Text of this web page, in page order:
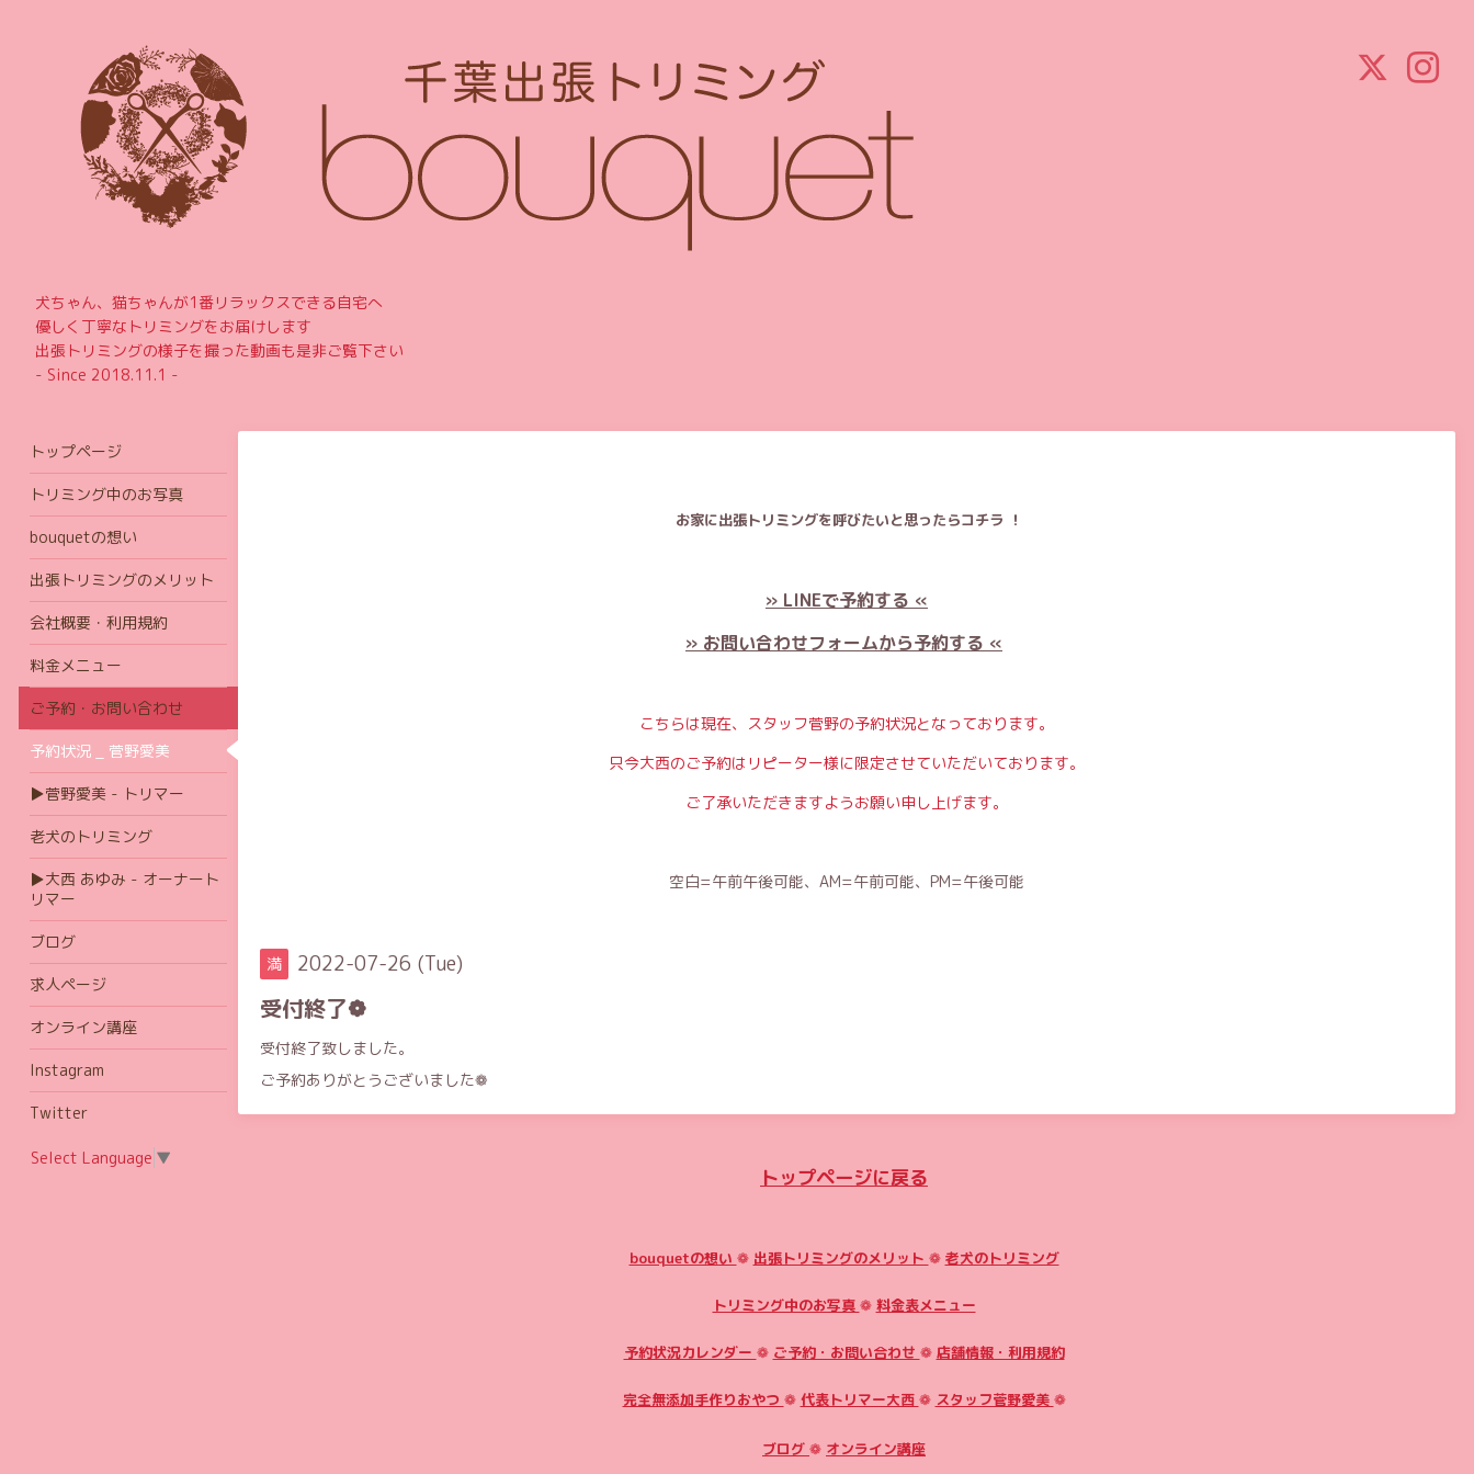
犬ちゃん、猫ちゃんが1番リラックスできる自宅へ
優しく丁寧なトリミングをお届けします
出張トリミングの様子を撮った動画も是非ご覧下さい
- Since 2018.11.1 -
お家に出張トリミングを呼びたいと思ったらコチラ ！
» LINEで予約する «
» お問い合わせフォームから予約する «
こちらは現在、スタッフ菅野の予約状況となっております。
只今大西のご予約はリピーター様に限定させていただいております。
ご了承いただきますようお願い申し上げます。
空白=午前午後可能、AM=午前可能、PM=午後可能
満 2022-07-26 (Tue)
受付終了❁
受付終了致しました。
ご予約ありがとうございました❁
トップページに戻る
bouquetの想い ❁ 出張トリミングのメリット ❁ 老犬のトリミング
トリミング中のお写真 ❁ 料金表メニュー
予約状況カレンダー ❁ ご予約・お問い合わせ ❁ 店舗情報・利用規約
完全無添加手作りおやつ ❁ 代表トリマー大西 ❁ スタッフ菅野愛美 ❁
ブログ ❁ オンライン講座
トップページ
トリミング中のお写真
bouquetの想い
出張トリミングのメリット
会社概要・利用規約
料金メニュー
ご予約・お問い合わせ
予約状況 _ 菅野愛美
▶菅野愛美 - トリマー
老犬のトリミング
▶大西 あゆみ - オーナート
リマー
ブログ
求人ページ
オンライン講座
Instagram
Twitter
Select Language ▼